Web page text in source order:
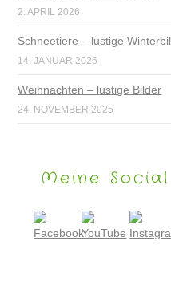
2. APRIL 2026
Schneetiere – lustige
14. JANUAR 2026
Weihnachten – lustige Bilder
24. NOVEMBER 2025
Meine